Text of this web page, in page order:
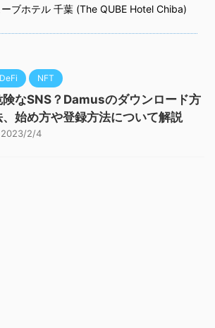
ーブホテル 千葉 (The QUBE Hotel Chiba)
DeFi NFT
険なSNS？Damusのダウンロード方
、始め方や登録方法について解説
2023/2/4